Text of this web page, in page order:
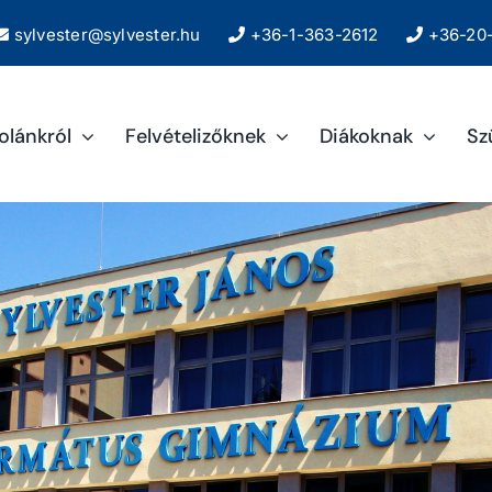
sylvester@sylvester.hu +36-1-363-2612 +36-
Felvételizőknek Diákoknak